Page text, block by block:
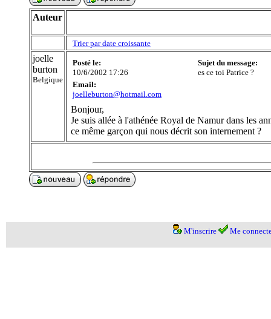
Auteur
Trier par date croissante
joelle
burton
Belgique
Posté le:
10/6/2002 17:26
Sujet du message:
es ce toi Patrice ?
Email:
joelleburton@hotmail.com
Bonjour,
Je suis allée à l'athénée Royal de Namur dans les
ce même garçon qui nous décrit son internement ?
M'inscrire Me